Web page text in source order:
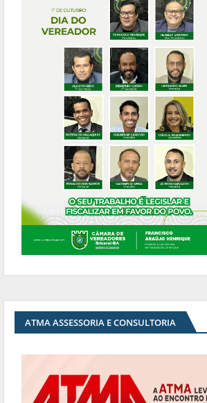
ATMA ASSESSORIA E CONSULTORIA